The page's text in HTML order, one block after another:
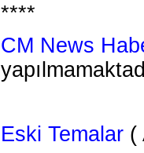
****
CM News
Eski Temalar (